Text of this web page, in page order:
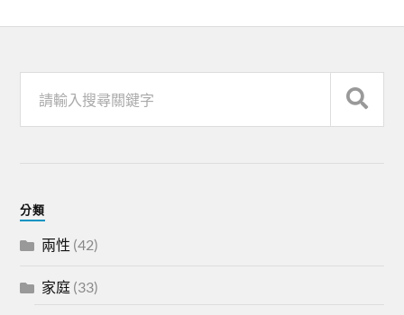
分類
兩性 (42)
家庭 (33)